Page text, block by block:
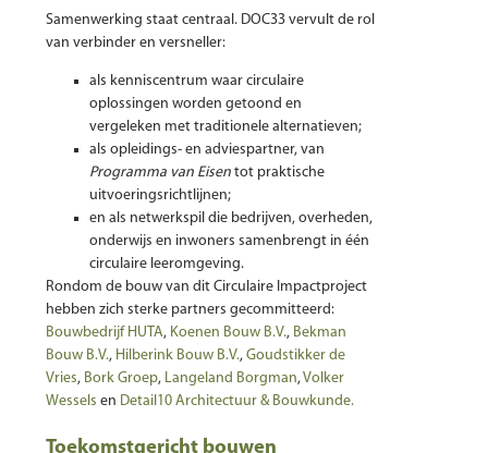
Samenwerking staat centraal. DOC33 vervult de rol
van verbinder en versneller:
als kenniscentrum waar circulaire
oplossingen worden getoond en
vergeleken met traditionele alternatieven;
als opleidings- en adviespartner, van
Programma van Eisen tot praktische
uitvoeringsrichtlijnen;
en als netwerkspil die bedrijven, overheden,
onderwijs en inwoners samenbrengt in één
circulaire leeromgeving.
Rondom de bouw van dit Circulaire Impactproject
hebben zich sterke partners gecommitteerd:
Bouwbedrijf HUTA, Koenen Bouw B.V., Bekman
Bouw B.V., Hilberink Bouw B.V.,Goudstikker de
Vries, Bork Groep, Langeland Borgman,Volker
Wessels en Detail10 Architectuur & Bouwkunde.
Toekomstgericht bouwen